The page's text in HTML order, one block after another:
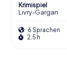
Krimispiel
Livry-Gargan
6 Sprachen
2,5 h